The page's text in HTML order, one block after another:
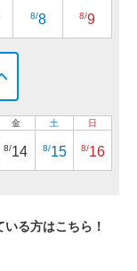
8/8 8/9
金
8/14
土
8/15
日
8/16
る方はこちら！